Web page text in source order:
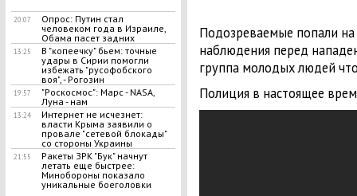
20:07
Опрос: Путин стал
человеком года в Израиле,
Обама пасет задних
13:25
В "копеечку" бьем: точные
удары в Сирии помогли
избежать "русофобского
воя", - Рогозин
19:57
"Роскосмос": Марс - NASA,
Луна - нам
13:24
Интернет не исчезнет:
власти Крыма заявили о
провале "сетевой блокады"
со стороны Украины
21:55
Ракеты ЗРК "Бук" начнут
летать еще быстрее:
Минобороны показало
уникальные боеголовки
Подозреваемые попали
наблюдения перед
группа молодых людей
Полиция в настоящее